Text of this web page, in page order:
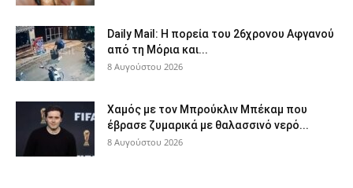
Daily Mail: Η πορεία του 26χρονου Αφγανού
από τη Μόρια και...
8 Αυγούστου 2026
Χαμός με τον Μπρούκλιν Μπέκαμ που
έβρασε ζυμαρικά με θαλασσινό νερό...
8 Αυγούστου 2026